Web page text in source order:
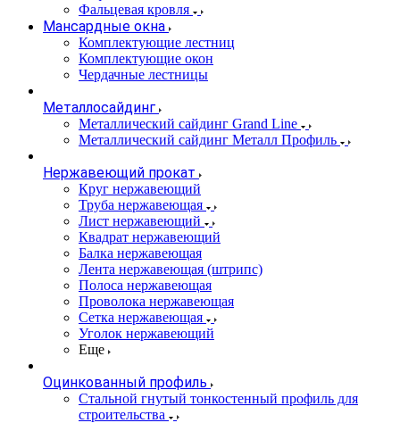
Фальцевая кровля
Мансардные окна
Комплектующие лестниц
Комплектующие окон
Чердачные лестницы
Металлосайдинг
Металлический сайдинг Grand Line
Металлический сайдинг Металл Профиль
Нержавеющий прокат
Круг нержавеющий
Труба нержавеющая
Лист нержавеющий
Квадрат нержавеющий
Балка нержавеющая
Лента нержавеющая (штрипс)
Полоса нержавеющая
Проволока нержавеющая
Сетка нержавеющая
Уголок нержавеющий
Еще
Оцинкованный профиль
Стальной гнутый тонкостенный профиль для
строительства